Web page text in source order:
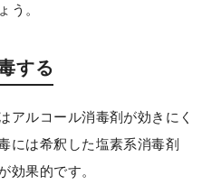
う。
する
ルコール消毒剤が効きにく
には希釈した塩素系消毒剤
効果的です。